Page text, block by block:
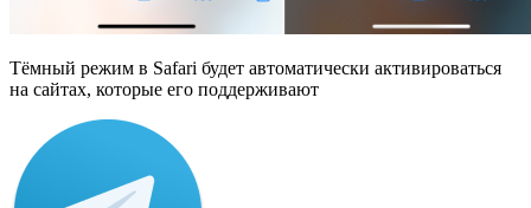
Тёмный режим в Safari будет автоматически активироваться
на сайтах, которые его поддерживают